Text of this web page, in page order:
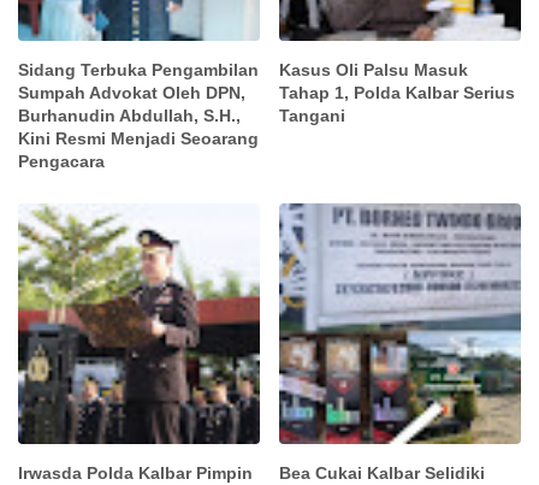
Sidang Terbuka Pengambilan
Sumpah Advokat Oleh DPN,
Burhanudin Abdullah, S.H.,
Kini Resmi Menjadi Seoarang
Pengacara
Kasus Oli Palsu Masuk
Tahap 1, Polda Kalbar Serius
Tangani
Irwasda Polda Kalbar Pimpin
Bea Cukai Kalbar Selidiki